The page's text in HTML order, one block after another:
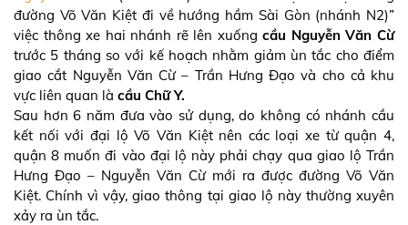
đường Võ Văn Kiệt đi về hướng hầm Sài Gòn (nhánh N2)”
việc thông xe hai nhánh rẽ lên xuốngcầu Nguyễn Văn Cừ
trước 5 tháng so với kế hoạch nhằm giảm ùn tắc cho điểm
giao cắt Nguyễn Văn Cừ – Trần Hưng Đạo và cho cả khu
vực liên quan là cầu Chữ Y.
Sau hơn 6 năm đưa vào sử dụng, do không có nhánh cầu
kết nối với đại lộ Võ Văn Kiệt nên các loại xe từ quận 4,
quận 8 muốn đi vào đại lộ này phải chạy qua giao lộ Trần
Hưng Đạo – Nguyễn Văn Cừ mới ra được đường Võ Văn
Kiệt. Chính vì vậy, giao thông tại giao lộ này thường xuyên
xảy ra ùn tắc.